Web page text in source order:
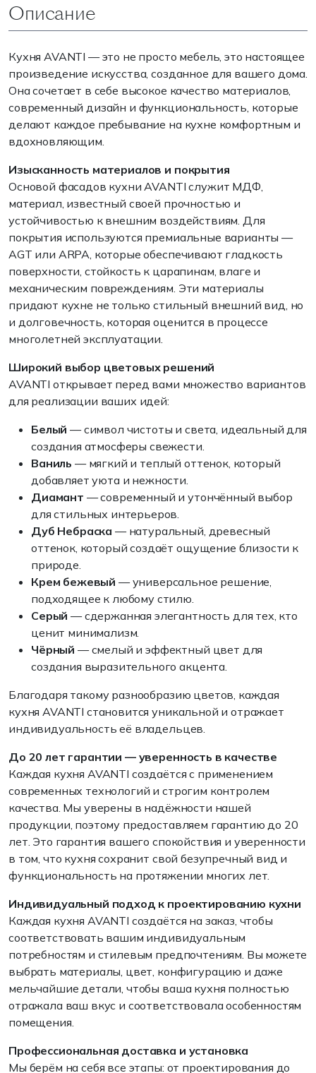
Описание
Кухня AVANTI — это не просто мебель, это настоящее
произведение искусства, созданное для вашего дома.
Она сочетает в себе высокое качество материалов,
современный дизайн и функциональность, которые
делают каждое пребывание на кухне комфортным и
вдохновляющим.
Изысканность материалов и покрытия
Основой фасадов кухни AVANTI служит МДФ,
материал, известный своей прочностью и
устойчивостью к внешним воздействиям. Для
покрытия используются премиальные варианты —
AGT или ARPA, которые обеспечивают гладкость
поверхности, стойкость к царапинам, влаге и
механическим повреждениям. Эти материалы
придают кухне не только стильный внешний вид, но
и долговечность, которая оценится в процессе
многолетней эксплуатации.
Широкий выбор цветовых решений
AVANTI открывает перед вами множество вариантов
для реализации ваших идей:
Белый — символ чистоты и света, идеальный для
создания атмосферы свежести.
Ваниль — мягкий и теплый оттенок, который
добавляет уюта и нежности.
Диамант — современный и утончённый выбор
для стильных интерьеров.
Дуб Небраска — натуральный, древесный
оттенок, который создаёт ощущение близости к
природе.
Крем бежевый — универсальное решение,
подходящее к любому стилю.
Серый — сдержанная элегантность для тех, кто
ценит минимализм.
Чёрный — смелый и эффектный цвет для
создания выразительного акцента.
Благодаря такому разнообразию цветов, каждая
кухня AVANTI становится уникальной и отражает
индивидуальность её владельцев.
До 20 лет гарантии — уверенность в качестве
Каждая кухня AVANTI создаётся с применением
современных технологий и строгим контролем
качества. Мы уверены в надёжности нашей
продукции, поэтому предоставляем гарантию до 20
лет. Это гарантия вашего спокойствия и уверенности
в том, что кухня сохранит свой безупречный вид и
функциональность на протяжении многих лет.
Индивидуальный подход к проектированию кухни
Каждая кухня AVANTI создаётся на заказ, чтобы
соответствовать вашим индивидуальным
потребностям и стилевым предпочтениям. Вы можете
выбрать материалы, цвет, конфигурацию и даже
мельчайшие детали, чтобы ваша кухня полностью
отражала ваш вкус и соответствовала особенностям
помещения.
Профессиональная доставка и установка
Мы берём на себя все этапы: от проектирования до